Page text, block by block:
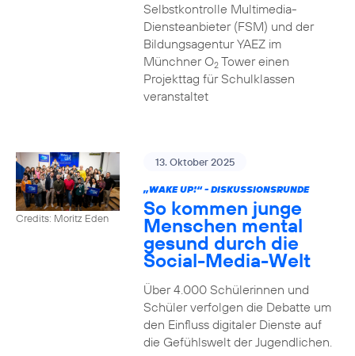
Selbstkontrolle Multimedia-
Diensteanbieter (FSM) und der
Bildungsagentur YAEZ im
Münchner O2Tower einen
Projekttag für Schulklassen
veranstaltet
Credits: Moritz Eden
13. Oktober 2025
„WAKE UP!“ - DISKUSSIONSRUNDE
So kommen junge
Menschen mental
gesund durch die
Social-Media-Welt
Über 4.000 Schülerinnen und
Schüler verfolgen die Debatte um
den Einfluss digitaler Dienste auf
die Gefühlswelt der Jugendlichen.